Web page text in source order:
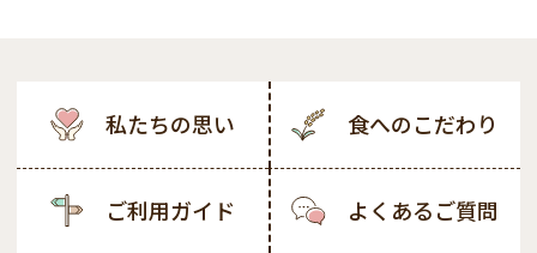
私たちの思い 食へのこだわり
ご利用ガイド よくあるご質問